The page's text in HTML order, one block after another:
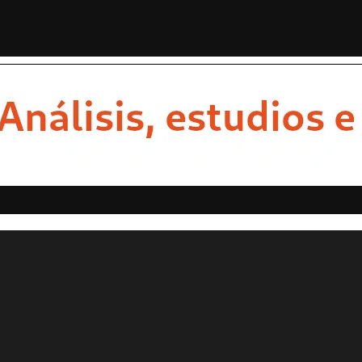
para recuperar importa... ¿Por qué Sheinbaum